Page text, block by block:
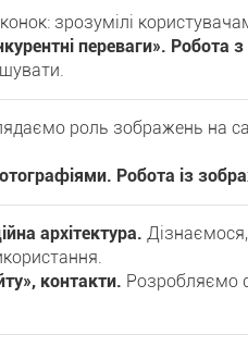
зрозумілі
переваги». Робота
роль зображень на
Робота із
архітектура.
контакти. Розробляємо